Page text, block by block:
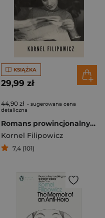
KSIĄŻKA
29,99 zł
44,90 zł - sugerowana cena
detaliczna
Romans prowincjonalny i inne historie
Kornel Filipowicz
7,4 (101)